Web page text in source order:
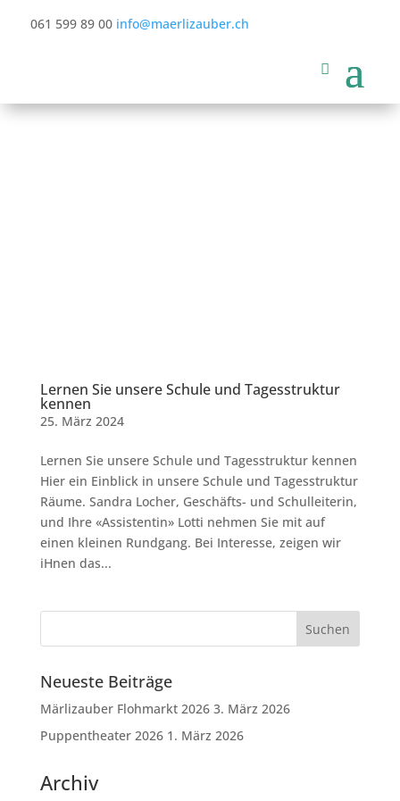
061 599 89 00 info@maerlizauber.ch
Lernen Sie unsere Schule und Tagesstruktur
kennen
25. März 2024
Lernen Sie unsere Schule und Tagesstruktur kennen
Hier ein Einblick in unsere Schule und Tagesstruktur
Räume. Sandra Locher, Geschäfts- und Schulleiterin,
und Ihre «Assistentin» Lotti nehmen Sie mit auf
einen kleinen Rundgang. Bei Interesse, zeigen wir
iHnen das...
Neueste Beiträge
Märlizauber Flohmarkt 2026 3. März 2026
Puppentheater 2026 1. März 2026
Archiv